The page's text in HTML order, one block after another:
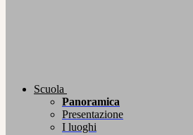
Scuola
Panoramica
Presentazione
I luoghi